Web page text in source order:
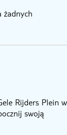
żadnych
Rijders Plein w
swoją